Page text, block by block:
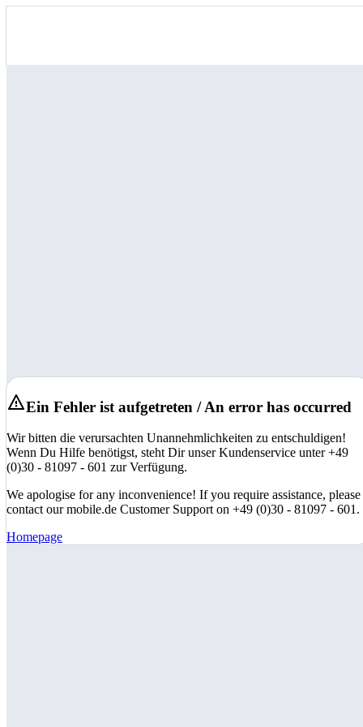
Ein Fehler ist aufgetreten / An error has occurred
Wir bitten die verursachten Unannehmlichkeiten zu entschuldigen!
Wenn Du Hilfe benötigst, steht Dir unser Kundenservice unter +49
(0)30 - 81097 - 601 zur Verfügung.
We apologise for any inconvenience! If you require assistance, please
contact our mobile.de Customer Support on +49 (0)30 - 81097 - 601.
Homepage